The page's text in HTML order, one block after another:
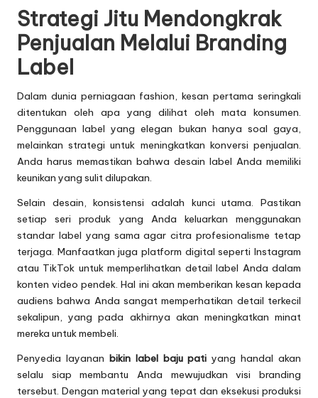
Strategi Jitu Mendongkrak
Penjualan Melalui Branding
Label
Dalam dunia perniagaan fashion, kesan pertama seringkali
ditentukan oleh apa yang dilihat oleh mata konsumen.
Penggunaan label yang elegan bukan hanya soal gaya,
melainkan strategi untuk meningkatkan konversi penjualan.
Anda harus memastikan bahwa desain label Anda memiliki
keunikan yang sulit dilupakan.
Selain desain, konsistensi adalah kunci utama. Pastikan
setiap seri produk yang Anda keluarkan menggunakan
standar label yang sama agar citra profesionalisme tetap
terjaga. Manfaatkan juga platform digital seperti Instagram
atau TikTok untuk memperlihatkan detail label Anda dalam
konten video pendek. Hal ini akan memberikan kesan kepada
audiens bahwa Anda sangat memperhatikan detail terkecil
sekalipun, yang pada akhirnya akan meningkatkan minat
mereka untuk membeli.
Penyedia layanan bikin label baju pati yang handal akan
selalu siap membantu Anda mewujudkan visi branding
tersebut. Dengan material yang tepat dan eksekusi produksi